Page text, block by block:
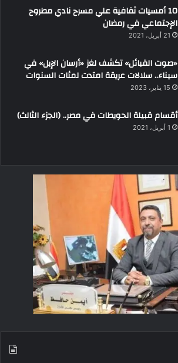
10 أمسيات ثقافية علي مسرح نادي مطروح
الإجتماعي في رمضان
21 أبريل، 2021
«صوت القبائل» تكشف لغز «أرسان الإبل» في
سيناء.. سلالات عريقة امتدت لمئات السنوات
15 يناير، 2023
أقسام قبيلة الحويطات في مصر.. (الجزء الثالث)
1 أبريل، 2021